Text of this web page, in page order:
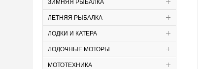
ЗИМНЯЯ РЫБАЛКА
ЛЕТНЯЯ РЫБАЛКА
ЛОДКИ И КАТЕРА
ЛОДОЧНЫЕ МОТОРЫ
МОТОТЕХНИКА